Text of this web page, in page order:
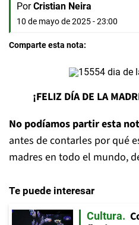
Por Cristian Neira
10 de mayo de 2025 - 23:00
Comparte esta nota:
¡FELIZ DÍA DE LA
No podíamos partir esta
antes de contarles por qué
madres en todo el mundo,
Te puede interesar
Cultura